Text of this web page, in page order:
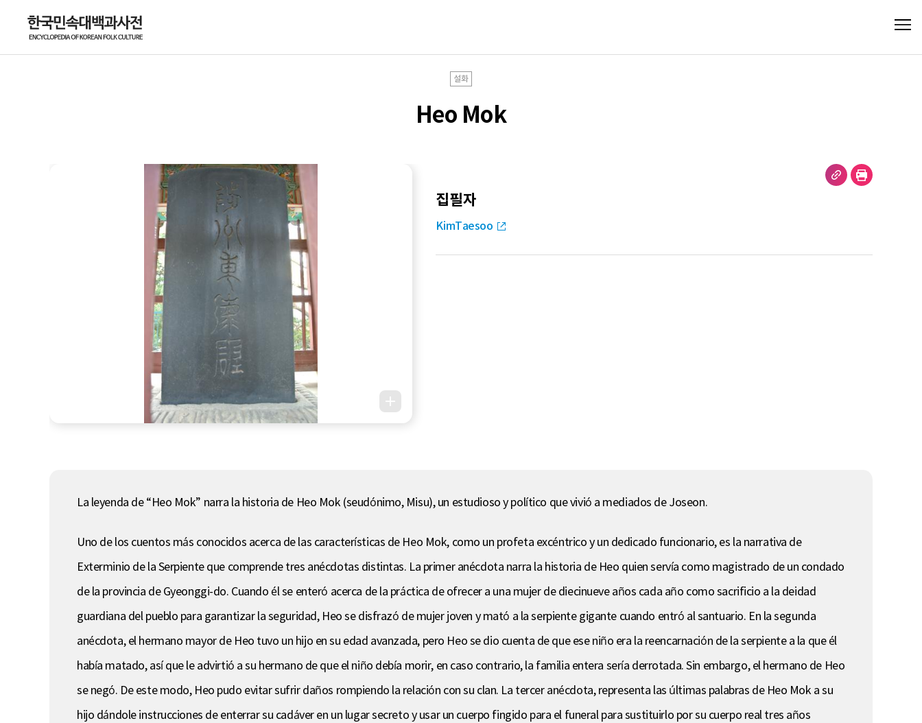
설화
Heo Mok
집필자
KimTaesoo
La leyenda de “Heo Mok” narra la historia de Heo Mok (seudónimo, Misu), un estudioso y político que vivió a mediados de Joseon.
Uno de los cuentos más conocidos acerca de las características de Heo Mok, como un profeta excéntrico y un dedicado funcionario, es la narrativa de
Exterminio de la Serpiente que comprende tres anécdotas distintas. La primer anécdota narra la historia de Heo quien servía como magistrado de un condado
de la provincia de Gyeonggi-do. Cuando él se enteró acerca de la práctica de ofrecer a una mujer de diecinueve años cada año como sacrificio a la deidad
guardiana del pueblo para garantizar la seguridad, Heo se disfrazó de mujer joven y mató a la serpiente gigante cuando entró al santuario. En la segunda
anécdota, el hermano mayor de Heo tuvo un hijo en su edad avanzada, pero Heo se dio cuenta de que ese niño era la reencarnación de la serpiente a la que él
había matado, así que le advirtió a su hermano de que el niño debía morir, en caso contrario, la familia entera sería derrotada. Sin embargo, el hermano de Heo
se negó. De este modo, Heo pudo evitar sufrir daños rompiendo la relación con su clan. La tercer anécdota, representa las últimas palabras de Heo Mok a su
hijo dándole instrucciones de enterrar su cadáver en un lugar secreto y usar un cuerpo fingido para el funeral para sustituirlo por su cuerpo real tres años